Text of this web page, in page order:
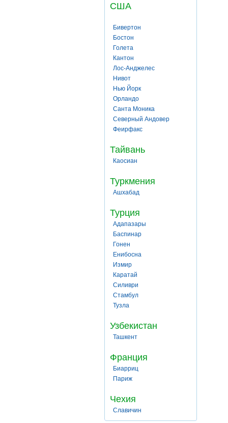
США
Бивертон
Бостон
Голета
Кантон
Лос-Анджелес
Нивот
Нью Йорк
Орландо
Санта Моника
Северный Андовер
Феирфакс
Тайвань
Каосиан
Туркмения
Ашхабад
Турция
Адапазары
Баспинар
Гонен
Енибосна
Измир
Каратай
Силиври
Стамбул
Тузла
Узбекистан
Ташкент
Франция
Биарриц
Париж
Чехия
Славичин